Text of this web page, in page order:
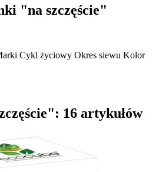
"na szczęście"
Cykl życiowy Okres siewu Kolor
16 artykułów